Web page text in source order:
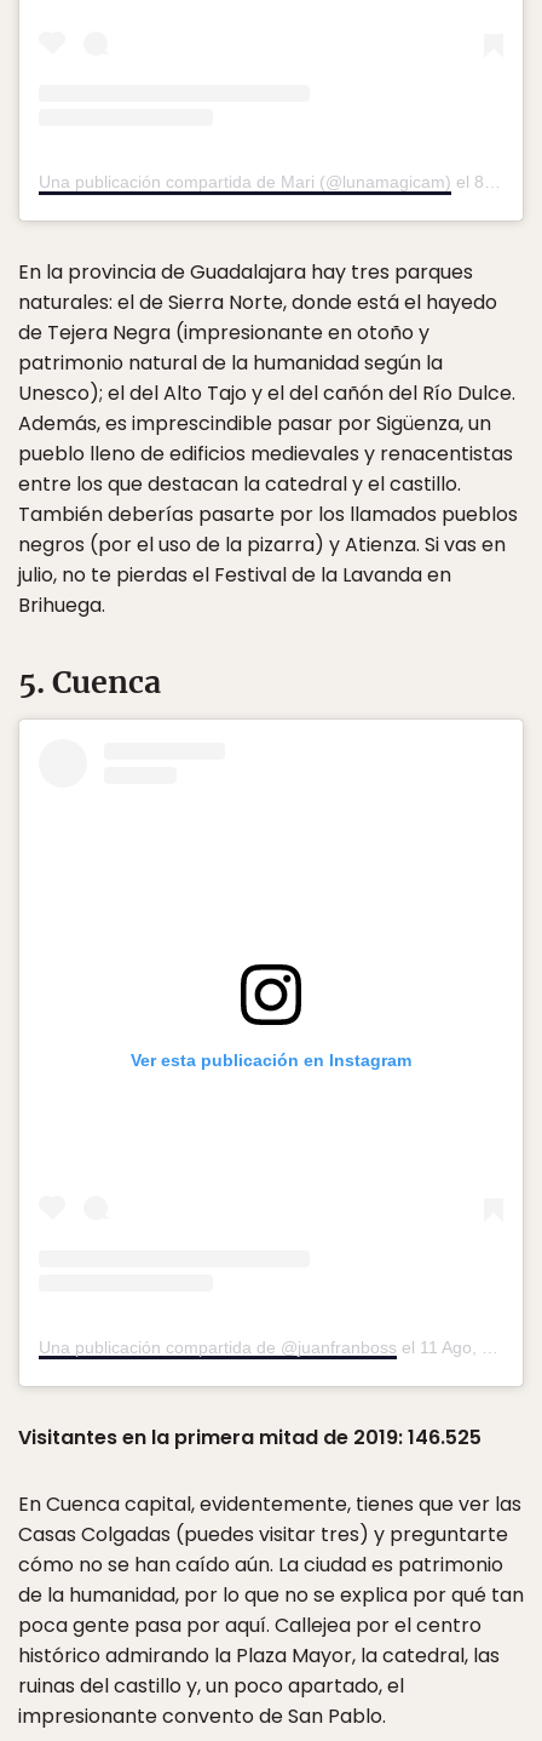
Una publicación compartida de Mari (@lunamagicam) el 8 Feb, 2019 a las 2:30 PST
En la provincia de Guadalajara hay tres parques
naturales: el de Sierra Norte, donde está el hayedo
de Tejera Negra (impresionante en otoño y
patrimonio natural de la humanidad según la
Unesco); el del Alto Tajo y el del cañón del Río Dulce.
Además, es imprescindible pasar por Sigüenza, un
pueblo lleno de edificios medievales y renacentistas
entre los que destacan la catedral y el castillo.
También deberías pasarte por los llamados pueblos
negros (por el uso de la pizarra) y Atienza. Si vas en
julio, no te pierdas el Festival de la Lavanda en
Brihuega.
5. Cuenca
Ver esta publicación en Instagram
Una publicación compartida de @juanfranboss el 11 Ago, 2019 a las 3:07 PDT
Visitantes en la primera mitad de 2019: 146.525
En Cuenca capital, evidentemente, tienes que ver las
Casas Colgadas (puedes visitar tres) y preguntarte
cómo no se han caído aún. La ciudad es patrimonio
de la humanidad, por lo que no se explica por qué tan
poca gente pasa por aquí. Callejea por el centro
histórico admirando la Plaza Mayor, la catedral, las
ruinas del castillo y, un poco apartado, el
impresionante convento de San Pablo.